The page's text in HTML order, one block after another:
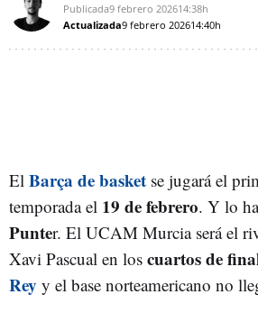
Publicada9 febrero 202614:38h
Actualizada9 febrero 202614:40h
El Barça de basket se jugará el
temporada el 19 de febrero. Y lo
Punter. El UCAM Murcia será el
Xavi Pascual en los cuartos de
Rey y el base norteamericano no